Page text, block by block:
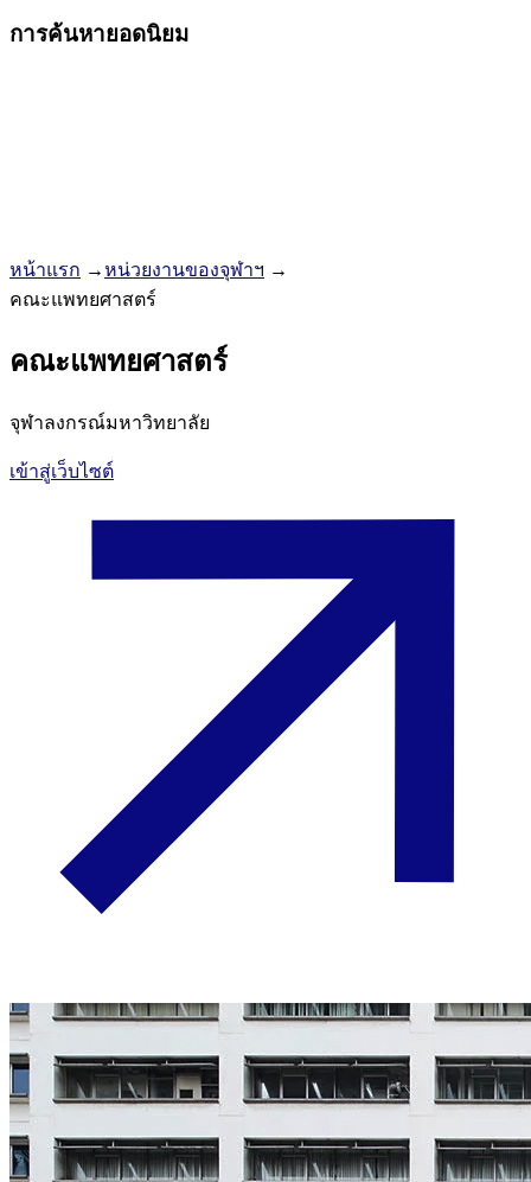
การค้นหายอดนิยม
หน้าแรก →หน่วยงานของจุฬาฯ →
คณะแพทยศาสตร์
คณะแพทยศาสตร์
จุฬาลงกรณ์มหาวิทยาลัย
เข้าสู่เว็บไซต์